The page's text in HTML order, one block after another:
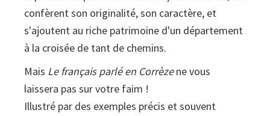
confèrent son originalité, son caractère, et
s'ajoutent au riche patrimoine d'un département
à la croisée de tant de chemins.
Mais Le français parlé en Corrèzene vous
laissera pas sur votre faim !
Illustré par des exemples précis et souvent